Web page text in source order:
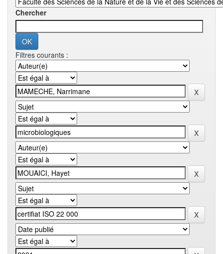
Chercher
Filtres courants :